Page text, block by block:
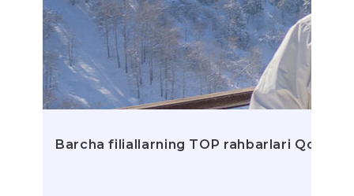
Barcha filiallarning TOP rahbarlari